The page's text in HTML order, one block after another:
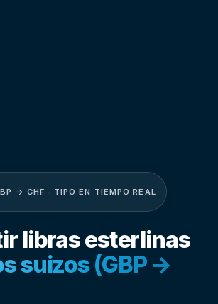
→ CHF · TIPO EN TIEMPO REAL
libras esterlinas
suizos (GBP →